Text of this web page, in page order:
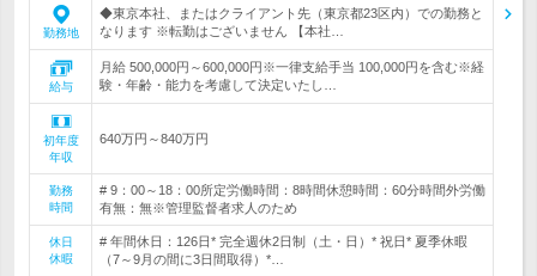
勤務地
◆東京本社、またはクライアント先（東京都23区内）での勤務と
なります ※転勤はございません 【本社…
給与
月給 500,000円～600,000円※一律支給手当 100,000円を含む※経
験・年齢・能力を考慮して決定いたし…
初年度
年収
640万円～840万円
勤務
時間
# 9：00～18：00所定労働時間：8時間休憩時間：60分時間外労働
有無：無※管理監督者求人のため
休日
休暇
# 年間休日：126日* 完全週休2日制（土・日）* 祝日* 夏季休暇
（7～9月の間に3日間取得）*…